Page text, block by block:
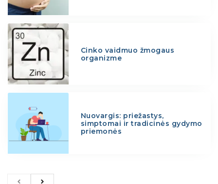
Cinko vaidmuo žmogaus
organizme
Nuovargis: priežastys,
simptomai ir tradicinės gydymo
priemonės